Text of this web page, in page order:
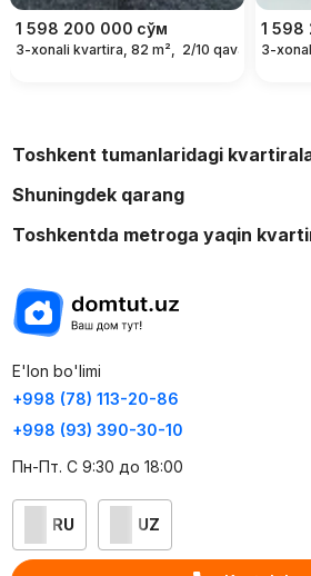
1 598 200 000 сўм
3-xonali kvartira, 82 m², 2/10 qavat
1 598
3-
Toshkent tumanlaridagi
Shuningdek qarang
Toshkentda metroga yaqin
E'lon bo'limi
+998 (78) 113-20-86
+998 (93) 390-30-10
Пн-Пт. С 9:30 до 18:00
RU UZ